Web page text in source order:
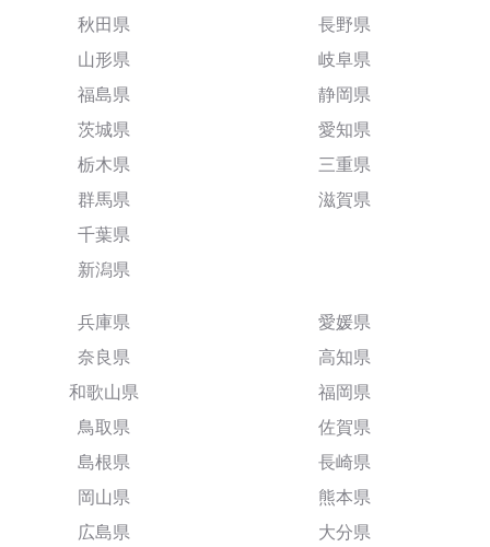
秋田県
山形県
福島県
茨城県
栃木県
群馬県
千葉県
新潟県
長野県
岐阜県
静岡県
愛知県
三重県
滋賀県
兵庫県
奈良県
和歌山県
鳥取県
島根県
岡山県
広島県
愛媛県
高知県
福岡県
佐賀県
長崎県
熊本県
大分県